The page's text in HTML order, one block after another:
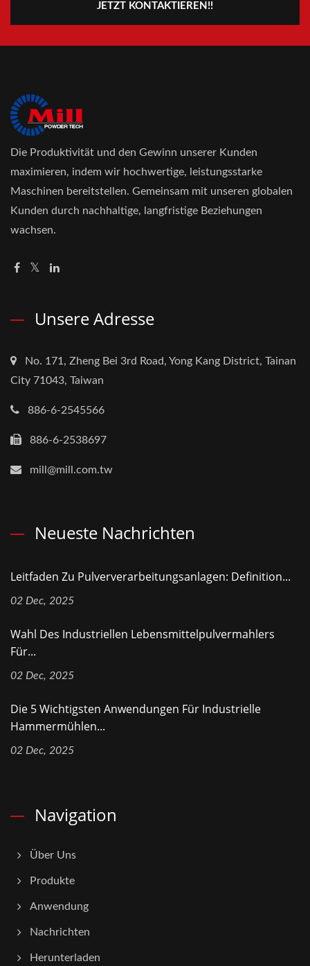
JETZT KONTAKTIEREN!!
Die Produktivität und den Gewinn unserer Kunden
maximieren, indem wir hochwertige, leistungsstarke
Maschinen bereitstellen. Gemeinsam mit unseren globalen
Kunden durch nachhaltige, langfristige Beziehungen
wachsen.
Unsere Adresse
No. 171, Zheng Bei 3rd Road, Yong Kang District, Tainan
City 71043, Taiwan
886-6-2545566
886-6-2538697
mill@mill.com.tw
Neueste Nachrichten
Leitfaden Zu Pulververarbeitungsanlagen: Definition...
02 Dec, 2025
Wahl Des Industriellen Lebensmittelpulvermahlers
Für...
02 Dec, 2025
Die 5 Wichtigsten Anwendungen Für Industrielle
Hammermühlen...
02 Dec, 2025
Navigation
Über Uns
Produkte
Anwendung
Nachrichten
Herunterladen